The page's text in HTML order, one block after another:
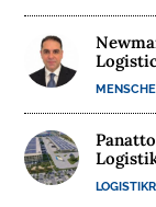
W
E
B
I
N
A
R